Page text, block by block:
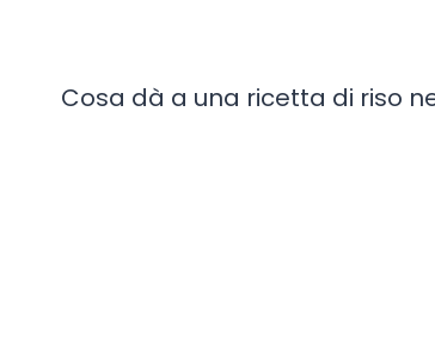
Cosa dà a una ricetta di riso